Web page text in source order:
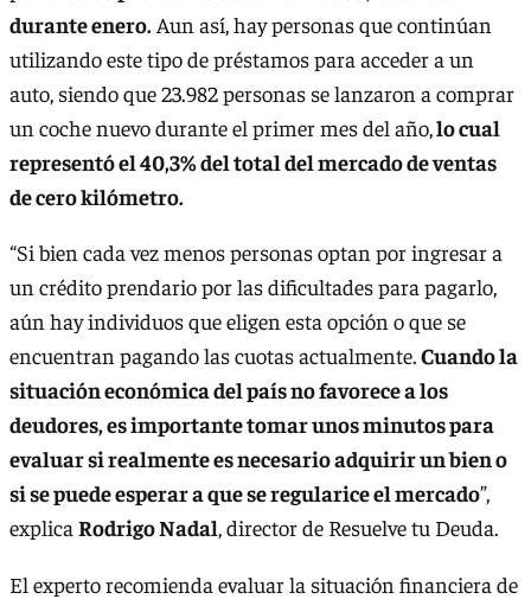
durante enero. Aun así, hay personas que continúan
utilizando este tipo de préstamos para acceder a un
auto, siendo que 23.982 personas se lanzaron a comprar
un coche nuevo durante el primer mes del año,lo cual
representó el 40,3% del total del mercado de ventas
de cero kilómetro.
“Si bien cada vez menos personas optan por ingresar a
un crédito prendario por las dificultades para pagarlo,
aún hay individuos que eligen esta opción o que se
encuentran pagando las cuotas actualmente.Cuando la
situación económica del país no favorece a los
deudores, es importante tomar unos minutos para
evaluar si realmente es necesario adquirir un bien o
si se puede esperar a que se regularice el mercado”,
explica Rodrigo Nadal, director de Resuelve tu Deuda.
El experto recomienda evaluar la situación financiera de